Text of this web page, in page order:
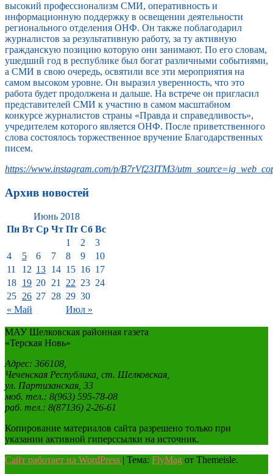
высокий профессионализм СМИ, оперативность и
информационную поддержку в освещении деятельности
регионального отделения ОНФ. Он также поблагодарил
журналистов за результативную работу, за ту активную
гражданскую позицию которую они занимают. По его словам,
ушедший год в республике был богат различными событиями,
а СМИ в свою очередь, освятили все эти мероприятия на
самом высоком уровне. Он выразил уверенность, что это
работа будет продолжена и дальше. На встрече он пригласил
представителей СМИ к участию в самом масштабном
конкурсе журналистов страны «Правда и справедливость»,
учредителем которого является ОНФ. После приветственного
слова состоялось торжественное вручение Благодарственных
писем.
https://www.instagram.com/p/B7rVf23ITM3/
Архив новостей
Июнь 2018
Пн Вт Ср Чт Пт Сб Вс
« Май Июл »
1 2
3
4
5 6 7 8 9
10
11
12 13 14 15 16 17
18 19 20 21 22 23 24
25 26 27 28 29 30
МАУ Шелковская районная газета
«Терская Новь»
Адрес: 366108,
Чеченская Республика, ст. Шелковская,
ул. Партизанская, 33
моб. тел.: 8(963) 595-78-08
раб. тел.: 8(87136) 2-26-61
Копирование материалов сайта разрешено только при
указании активной гиперссылки на источник.
Сайт работает на WordPress | Тема: FlyMag от Themeisle.